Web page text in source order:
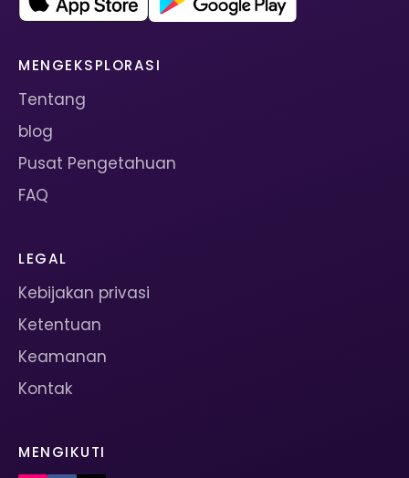
MENGEKSPLORASI
Tentang
blog
Pusat Pengetahuan
FAQ
LEGAL
Kebijakan privasi
Ketentuan
Keamanan
Kontak
MENGIKUTI